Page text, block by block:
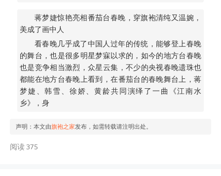
蒋梦婕惊艳亮相番茄台春晚，穿旗袍清纯又温婉，
美成了画中人
看春晚几乎成了中国人过年的传统，能够登上春晚
的舞台，也是很多明星梦寐以求的，如今的地方台春晚
也是竞争相当激烈，众星云集，不少的央视春晚遗珠也
都能在地方台春晚上看到，在番茄台的春晚舞台上，蒋
梦婕、韩雪、徐娇、黄龄共同演绎了一曲《江南水
乡》，身
声明：本文由旗袍之家发布，如需转载请注明出处。
阅读 375